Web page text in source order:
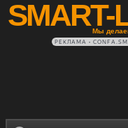
SMART-
Мы
РЕКЛАМА •